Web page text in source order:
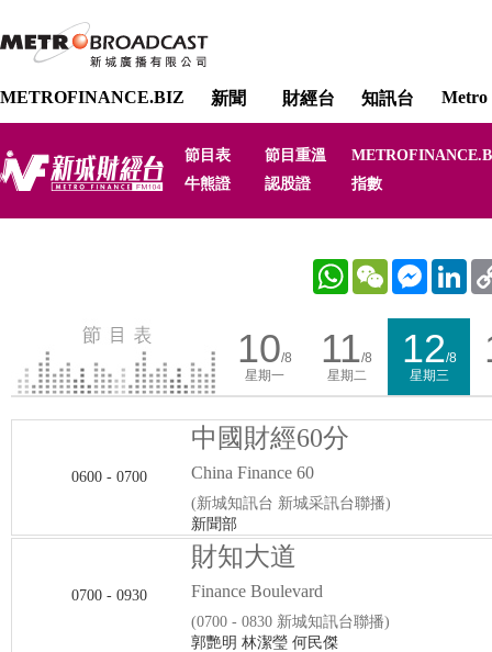
METROFINANCE.BIZ 新聞 財經台 知訊台 Metro
節目表 節目重溫
牛熊證
認股證 指數
WhatsAppWeChat Messenger
10/8
星期一
11/8
星期二
12/8
星期三
0600 - 0700
中國財經60分
China Finance 60
(新城知訊台 新城采訊台聯播)
新聞部
0700 - 0930
財知大道
Finance Boulevard
(0700 - 0830 新城知訊台聯播)
郭艷明 林潔瑩 何民傑